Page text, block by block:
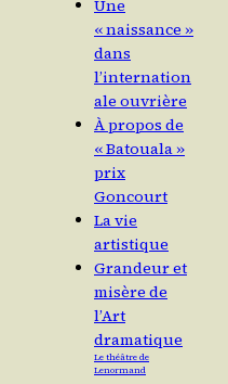
Une
« naissance »
dans
l’internation
ale ouvrière
À propos de
« Batouala »
prix
Goncourt
La vie
artistique
Grandeur et
misère de
l’Art
dramatique
Le théâtre de
Lenormand